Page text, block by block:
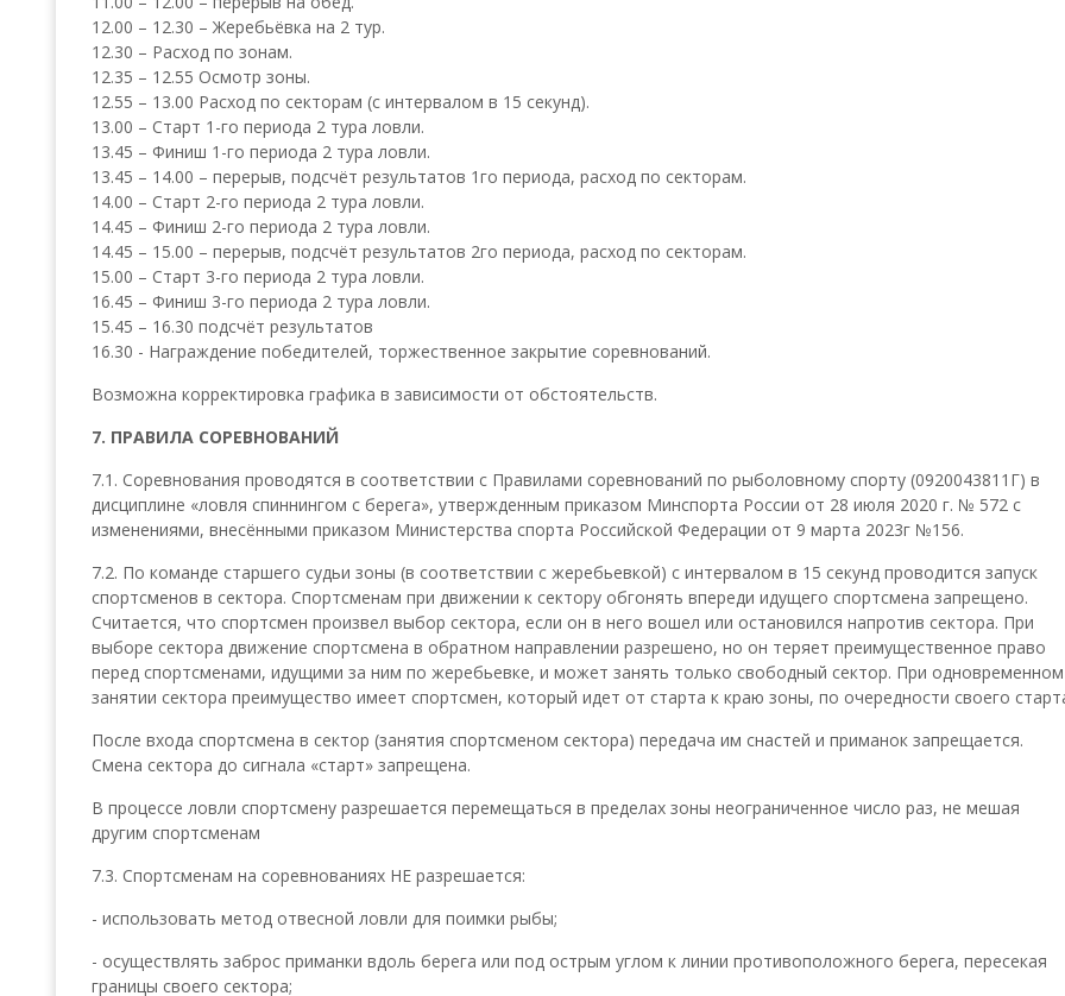
12.00 – 12.30 – Жеребьёвка на 2 тур.
12.30 – Расход по зонам.
12.35 – 12.55 Осмотр зоны.
12.55 – 13.00 Расход по секторам (с интервалом в 15 секунд).
13.00 – Старт 1-го периода 2 тура ловли.
13.45 – Финиш 1-го периода 2 тура ловли.
13.45 – 14.00 – перерыв, подсчёт результатов 1го периода, расход по секторам.
14.00 – Старт 2-го периода 2 тура ловли.
14.45 – Финиш 2-го периода 2 тура ловли.
14.45 – 15.00 – перерыв, подсчёт результатов 2го периода, расход по секторам.
15.00 – Старт 3-го периода 2 тура ловли.
16.45 – Финиш 3-го периода 2 тура ловли.
15.45 – 16.30 подсчёт результатов
16.30 - Награждение победителей, торжественное закрытие соревнований.
Возможна корректировка графика в зависимости от обстоятельств.
7. ПРАВИЛА СОРЕВНОВАНИЙ
7.1. Соревнования проводятся в соответствии с Правилами соревнований по рыболовному спорту (0920043811Г) в
дисциплине «ловля спиннингом с берега», утвержденным приказом Минспорта России от 28 июля 2020 г. № 572 с
изменениями, внесёнными приказом Министерства спорта Российской Федерации от 9 марта 2023г №156.
7.2. По команде старшего судьи зоны (в соответствии с жеребьевкой) с интервалом в 15 секунд проводится запуск
спортсменов в сектора. Спортсменам при движении к сектору обгонять впереди идущего спортсмена запрещено.
Считается, что спортсмен произвел выбор сектора, если он в него вошел или остановился напротив сектора. При
выборе сектора движение спортсмена в обратном направлении разрешено, но он теряет преимущественное право
перед спортсменами, идущими за ним по жеребьевке, и может занять только свободный сектор. При одновременном
занятии сектора преимущество имеет спортсмен, который идет от старта к краю зоны, по очередности своего
После входа спортсмена в сектор (занятия спортсменом сектора) передача им снастей и приманок запрещается.
Смена сектора до сигнала «старт» запрещена.
В процессе ловли спортсмену разрешается перемещаться в пределах зоны неограниченное число раз, не мешая
другим спортсменам
7.3. Спортсменам на соревнованиях НЕ разрешается:
- использовать метод отвесной ловли для поимки рыбы;
- осуществлять заброс приманки вдоль берега или под острым углом к линии противоположного берега, пересекая
границы своего сектора;